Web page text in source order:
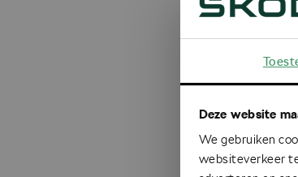
Deze website
We gebruiken
websiteverkeer